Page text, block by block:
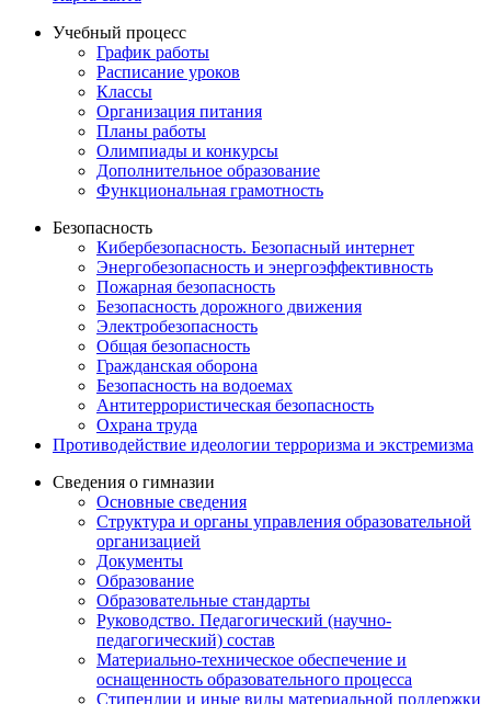
Учебный процесс
График работы
Расписание уроков
Классы
Организация питания
Планы работы
Олимпиады и конкурсы
Дополнительное образование
Функциональная грамотность
Безопасность
Кибербезопасность. Безопасный интернет
Энергобезопасность и энергоэффективность
Пожарная безопасность
Безопасность дорожного движения
Электробезопасность
Общая безопасность
Гражданская оборона
Безопасность на водоемах
Антитеррористическая безопасность
Охрана труда
Противодействие идеологии терроризма и экстремизма
Сведения о гимназии
Основные сведения
Структура и органы управления образовательной
организацией
Документы
Образование
Образовательные стандарты
Руководство. Педагогический (научно-
педагогический) состав
Материально-техническое обеспечение и
оснащенность образовательного процесса
Стипендии и иные виды материальной поддержки